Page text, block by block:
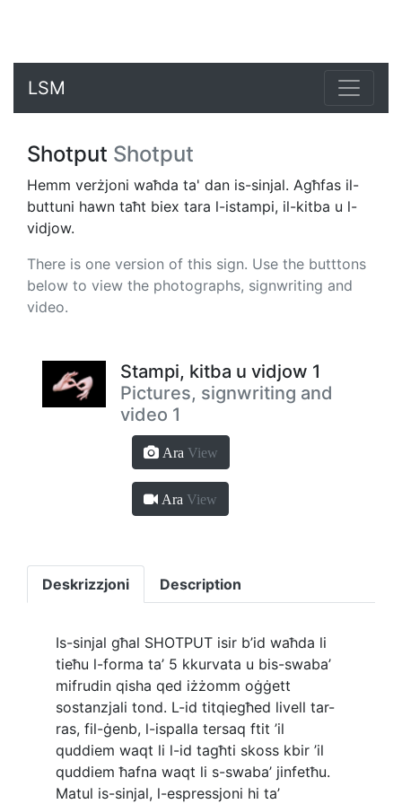
LSM
Shotput Shotput
Hemm verżjoni waħda ta' dan is-sinjal. Agħfas il-
buttuni hawn taħt biex tara l-istampi, il-kitba u l-
vidjow.
There is one version of this sign. Use the butttons
below to view the photographs, signwriting and
video.
Stampi, kitba u vidjow 1
Pictures, signwriting and
video 1
Ara View
Ara View
Deskrizzjoni Description
Is-sinjal għal SHOTPUT isir b’id waħda li
tieħu l-forma ta’ 5 kkurvata u bis-swaba’
mifrudin qisha qed iżżomm oġġett
sostanzjali tond. L-id titqiegħed livell tar-
ras, fil-ġenb, l-ispalla tersaq ftit ’il
quddiem waqt li l-id tagħti skoss kbir ’il
quddiem ħafna waqt li s-swaba’ jinfetħu.
Matul is-sinjal, l-espressjoni hi ta’